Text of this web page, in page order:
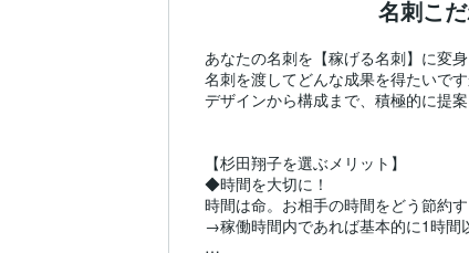
名刺こ
あなたの名刺を【稼げる名刺】に変身
名刺を渡してどんな成果を得たいで
デザインから構成まで、積極的に提
【杉田翔子を選ぶメリット】
◆時間を大切に！
時間は命。お相手の時間をどう節約
→稼働時間内であれば基本的に1時間